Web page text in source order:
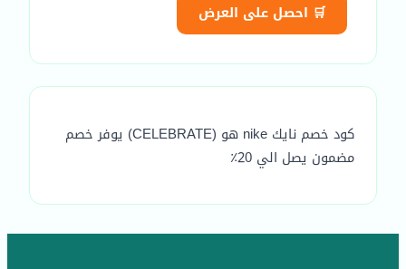
🛒 احصل على العرض
كود خصم نايك nike هو (CELEBRATE) يوفر خصم
مضمون يصل الي 20٪